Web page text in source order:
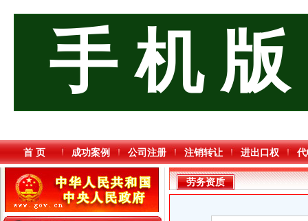
手 机 版
首 页 成功案例 公司注册 注销转让 进出口权
劳务资质